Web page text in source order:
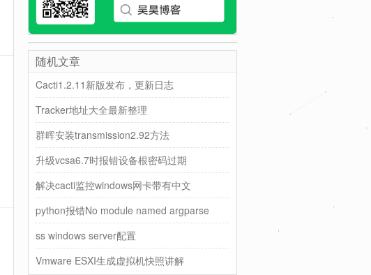
随机文章
Cacti1.2.11新版发布，更新日志
Tracker地址大全最新整理
群晖安装transmission2.92方法
升级vcsa6.7时报错设备根密码过期
解决cacti监控windows网卡带有中文
python报错No module named argparse
ss windows server配置
Vmware ESXI生成虚拟机快照讲解